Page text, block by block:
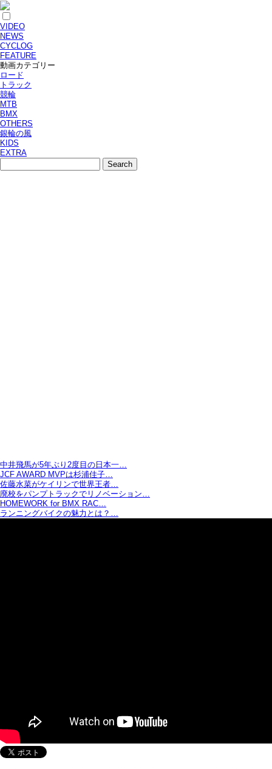
VIDEO
NEWS
CYCLOG
FEATURE
動画カテゴリー
ロード
トラック
競輪
MTB
BMX
OTHERS
銀輪の風
KIDS
EXTRA
中井飛馬が5年ぶり2度目の日本一…
JCF AWARD MVPは杉浦佳子…
佐藤水菜がケイリンで世界王者…
廃校をパンプトラックでリノベーション…
HOMEWORK for BMX RAC…
ランニングバイクの魅力とは？…